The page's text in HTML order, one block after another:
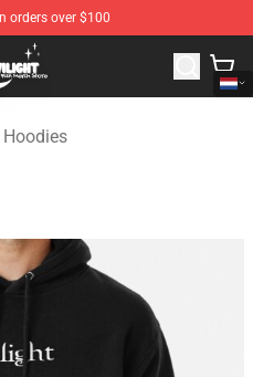
orders over $100
Merchandise Shop